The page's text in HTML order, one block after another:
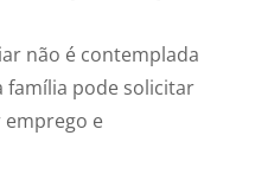
não é contemplada
família pode solicitar
e